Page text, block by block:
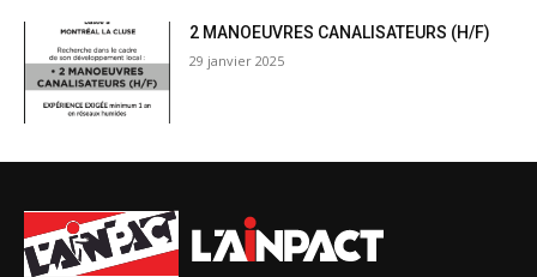
2 MANOEUVRES CANALISATEURS (H/F)
29 janvier 2025